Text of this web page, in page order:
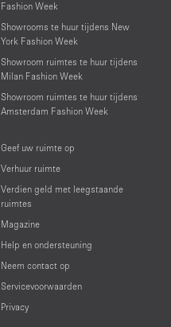
Fashion Week
Showrooms te huur tijdens New
York Fashion Week
Showroom ruimtes te huur tijdens
Milan Fashion Week
Showroom ruimtes te huur tijdens
Amsterdam Fashion Week
Geef uw ruimte op
Verhuur ruimte
Verdien geld met leegstaande
ruimtes
Magazine
Help en ondersteuning
Neem contact op
Servicevoorwaarden
Privacy